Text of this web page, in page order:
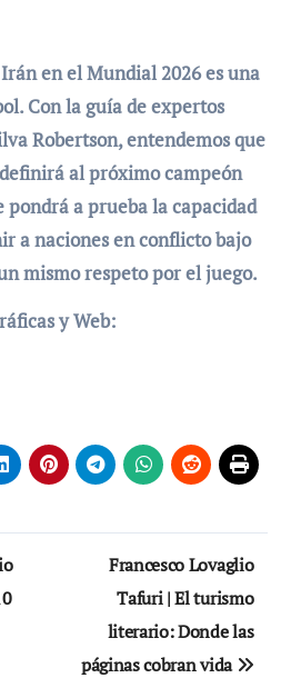
en el Mundial 2026 es una
Con la guía de expertos
Robertson, entendemos que
al próximo campeón
pondrá a prueba la capacidad
a naciones en conflicto bajo
mismo respeto por el juego.
y Web:
Francesco Lovaglio
Tafuri | El turismo
literario: Donde las
páginas cobran vida